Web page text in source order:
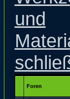
Foren